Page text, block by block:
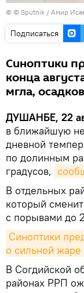
© © Sputnik / Амир
Подписаться
Синоптики
конца
мгла,
ДУШАНБЕ, 22
в ближайшую
дневной
по долинным
градусов,
В отдельных
который
с порывами до
Синоптики
о сильной
В Согдийской
районах РРП